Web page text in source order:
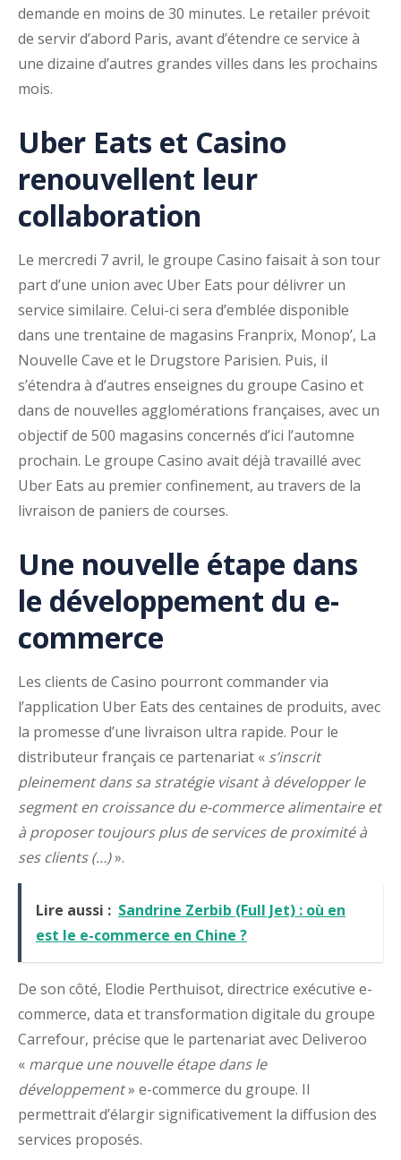
demande en moins de 30 minutes. Le retailer prévoit
de servir d’abord Paris, avant d’étendre ce service à
une dizaine d’autres grandes villes dans les prochains
mois.
Uber Eats et Casino
renouvellent leur
collaboration
Le mercredi 7 avril, le groupe Casino faisait à son tour
part d’une union avec Uber Eats pour délivrer un
service similaire. Celui-ci sera d’emblée disponible
dans une trentaine de magasins Franprix, Monop’, La
Nouvelle Cave et le Drugstore Parisien. Puis, il
s’étendra à d’autres enseignes du groupe Casino et
dans de nouvelles agglomérations françaises, avec un
objectif de 500 magasins concernés d’ici l’automne
prochain. Le groupe Casino avait déjà travaillé avec
Uber Eats au premier confinement, au travers de la
livraison de paniers de courses.
Une nouvelle étape dans
le développement du e-
commerce
Les clients de Casino pourront commander via
l’application Uber Eats des centaines de produits, avec
la promesse d’une livraison ultra rapide. Pour le
distributeur français ce partenariat « s’inscrit
pleinement dans sa stratégie visant à développer le
segment en croissance du e-commerce alimentaire et
à proposer toujours plus de services de proximité à
ses clients (…)».
Lire aussi : Sandrine Zerbib (Full Jet) : où en
est le e-commerce en Chine ?
De son côté, Elodie Perthuisot, directrice exécutive e-
commerce, data et transformation digitale du groupe
Carrefour, précise que le partenariat avec Deliveroo
« marque une nouvelle étape dans le
développement» e-commerce du groupe. Il
permettrait d’élargir significativement la diffusion des
services proposés.